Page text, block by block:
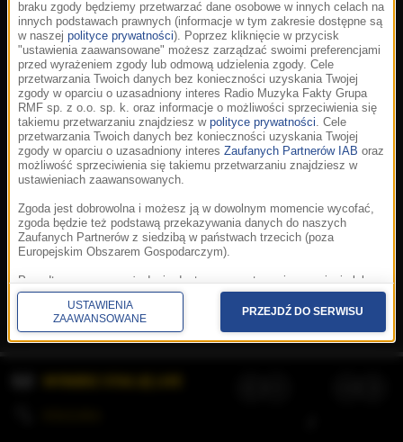
Korzystanie z portalu oznacza akceptację
Prywatność.Aplikacje.© 2026 Radio Muzyka
Fakty Grupa RMF sp. z o.o. sp. k.
braku zgody będziemy przetwarzać dane osobowe w innych celach na
innych podstawach prawnych (informacje w tym zakresie dostępne są
w naszej polityce prywatności). Poprzez kliknięcie w przycisk
"ustawienia zaawansowane" możesz zarządzać swoimi preferencjami
przed wyrażeniem zgody lub odmową udzielenia zgody. Cele
przetwarzania Twoich danych bez konieczności uzyskania Twojej
zgody w oparciu o uzasadniony interes Radio Muzyka Fakty Grupa
RMF sp. z o.o. sp. k. oraz informacje o możliwości sprzeciwienia się
takiemu przetwarzaniu znajdziesz w polityce prywatności. Cele
przetwarzania Twoich danych bez konieczności uzyskania Twojej
zgody w oparciu o uzasadniony interes Zaufanych Partnerów IAB oraz
możliwość sprzeciwienia się takiemu przetwarzaniu znajdziesz w
ustawieniach zaawansowanych.
Zgoda jest dobrowolna i możesz ją w dowolnym momencie wycofać,
zgoda będzie też podstawą przekazywania danych do naszych
Zaufanych Partnerów z siedzibą w państwach trzecich (poza
Europejskim Obszarem Gospodarczym).
Ponadto masz prawo żądania dostępu, sprostowania, usunięcia lub
ograniczenia przetwarzania danych, a także złożenia skargi do
Prezesa Urzędu Ochrony Danych Osobowych. W polityce prywatności
znajdziesz informacje jak wykonać swoje prawa. Szczegółowe
informacje na temat przetwarzania Twoich danych znajdują się w
USTAWIENIA
ZAAWANSOWANE
PRZEJDŹ DO SERWISU